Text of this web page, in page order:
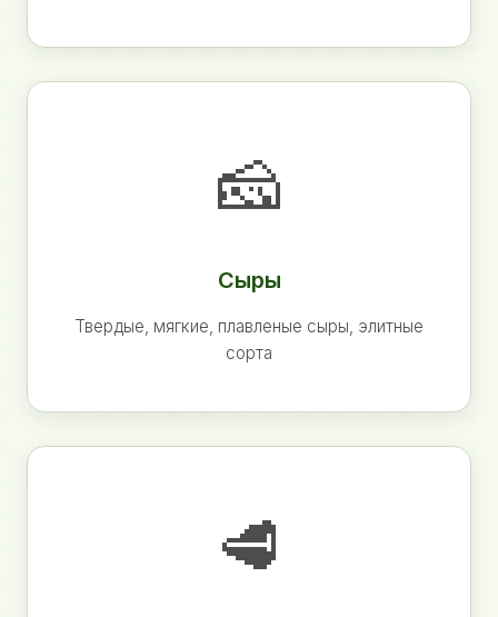
🧀
Сыры
Твердые, мягкие, плавленые сыры, элитные
сорта
🥩